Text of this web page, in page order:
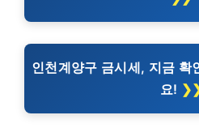
인천계양구 금시세, 지금 확
요!